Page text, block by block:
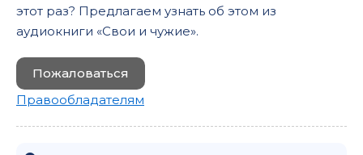
этот раз? Предлагаем узнать об этом из
аудиокниги «Свои и чужие».
Пожаловаться
Правообладателям